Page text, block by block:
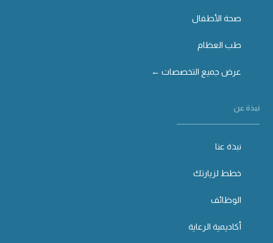
صحة الأطفال
طب العظام
عرض جميع التخصصات ←
نبذة عن
نبذة عنا
خطط لزيارتك
الوظائف
أكاديمية الرعاية